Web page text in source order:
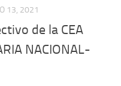
13, 2021
de la CEA
NACIONAL-